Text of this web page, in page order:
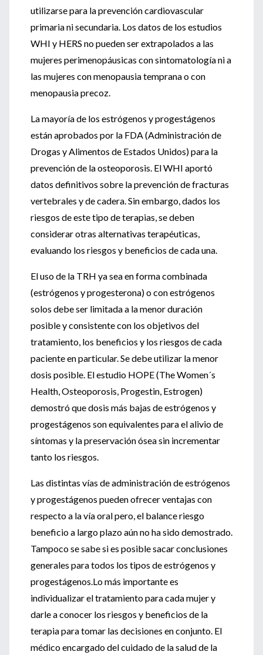
utilizarse para la prevención cardiovascular
primaria ni secundaria. Los datos de los estudios
WHI y HERS no pueden ser extrapolados a las
mujeres perimenopáusicas con sintomatología ni a
las mujeres con menopausia temprana o con
menopausia precoz.
La mayoría de los estrógenos y progestágenos
están aprobados por la FDA (Administración de
Drogas y Alimentos de Estados Unidos) para la
prevención de la osteoporosis. El WHI aportó
datos definitivos sobre la prevención de fracturas
vertebrales y de cadera. Sin embargo, dados los
riesgos de este tipo de terapias, se deben
considerar otras alternativas terapéuticas,
evaluando los riesgos y beneficios de cada una.
El uso de la TRH ya sea en forma combinada
(estrógenos y progesterona) o con estrógenos
solos debe ser limitada a la menor duración
posible y consistente con los objetivos del
tratamiento, los beneficios y los riesgos de cada
paciente en particular. Se debe utilizar la menor
dosis posible. El estudio HOPE (The Women´s
Health, Osteoporosis, Progestin, Estrogen)
demostró que dosis más bajas de estrógenos y
progestágenos son equivalentes para el alivio de
síntomas y la preservación ósea sin incrementar
tanto los riesgos.
Las distintas vías de administración de estrógenos
y progestágenos pueden ofrecer ventajas con
respecto a la vía oral pero, el balance riesgo
beneficio a largo plazo aún no ha sido demostrado.
Tampoco se sabe si es posible sacar conclusiones
generales para todos los tipos de estrógenos y
progestágenos.Lo más importante es
individualizar el tratamiento para cada mujer y
darle a conocer los riesgos y beneficios de la
terapia para tomar las decisiones en conjunto. El
médico encargado del cuidado de la salud de la